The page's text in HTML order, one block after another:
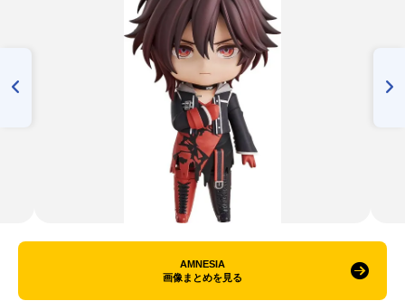
AMNESIA
画像まとめを見る